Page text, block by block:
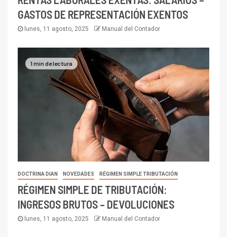
GASTOS DE REPRESENTACIÓN EXENTOS
lunes, 11 agosto, 2025 Manual del Contador
1 min de lectura
DOCTRINA DIAN NOVEDADES RÉGIMEN SIMPLE TRIBUTACIÓN
RÉGIMEN SIMPLE DE TRIBUTACIÓN:
INGRESOS BRUTOS – DEVOLUCIONES
lunes, 11 agosto, 2025 Manual del Contador